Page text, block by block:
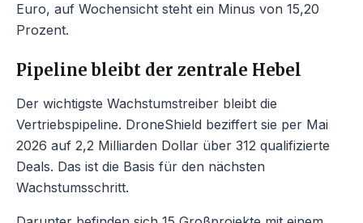
Euro, auf Wochensicht steht ein Minus von 15,20
Prozent.
Pipeline bleibt der zentrale Hebel
Der wichtigste Wachstumstreiber bleibt die
Vertriebspipeline. DroneShield beziffert sie per Mai
2026 auf 2,2 Milliarden Dollar über 312 qualifizierte
Deals. Das ist die Basis für den nächsten
Wachstumsschritt.